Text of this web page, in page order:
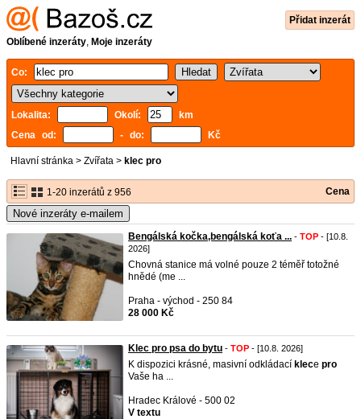
Přidat inzerát
Oblíbené inzeráty, Moje inzeráty
Co:
Lokalita: Okolí:
km
Cena od:
- do: Kč
Hlavní stránka > Zvířata > klec pro
1-20 inzerátů z 956 Cena
Nové inzeráty e-mailem
Bengálská kočka,bengálská koťa ... - TOP - [10.8.
2026]
Chovná stanice má volné pouze 2 téměř totožné
hnědé (me ...
Praha - východ - 250 84
28 000 Kč
Klec pro psa do bytu - TOP - [10.8. 2026]
K dispozici krásné, masivní odkládací klece pro
Vaše ha ...
Hradec Králové - 500 02
V textu